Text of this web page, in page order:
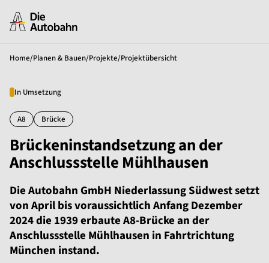
Home/Planen & Bauen/Projekte/Projektübersicht
In Umsetzung
A8 Brücke
Brückeninstandsetzung an der
Anschlussstelle Mühlhausen
Die Autobahn GmbH Niederlassung Südwest setzt
von April bis voraussichtlich Anfang Dezember
2024 die 1939 erbaute A8-Brücke an der
Anschlussstelle Mühlhausen in Fahrtrichtung
München instand.